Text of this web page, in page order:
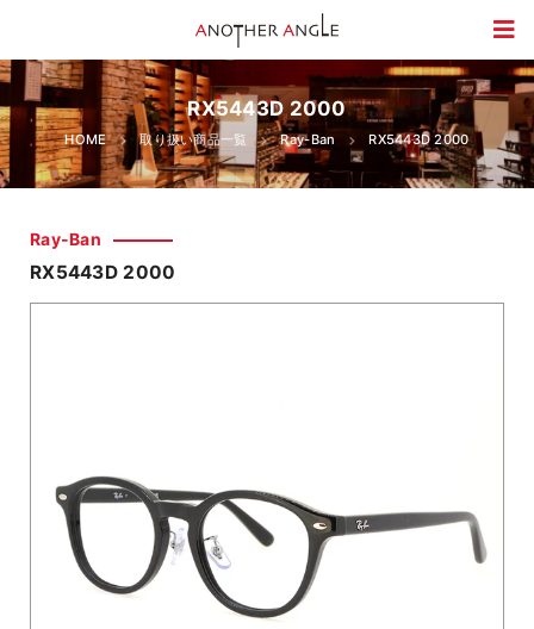
RX5443D 2000
HOME 取り扱い商品一覧 Ray-Ban RX5443D 2000
Ray-Ban
RX5443D 2000